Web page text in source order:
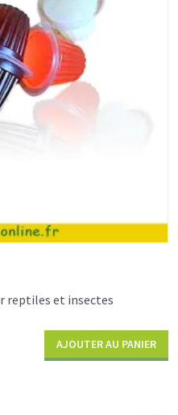
reptiles et insectes
AJOUTER AU PANIER